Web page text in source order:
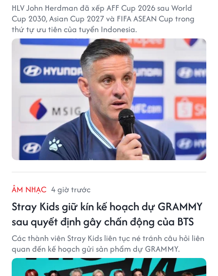
HLV John Herdman đã xếp AFF Cup 2026 sau World
Cup 2030, Asian Cup 2027 và FIFA ASEAN Cup trong
thứ tự ưu tiên của tuyển Indonesia.
ÂM NHẠC 4 giờ trước
Stray Kids giữ kín kế hoạch dự GRAMMY
sau quyết định gây chấn động của BTS
Các thành viên Stray Kids liên tục né tránh câu hỏi liên
quan đến kế hoạch gửi sản phẩm dự GRAMMY.